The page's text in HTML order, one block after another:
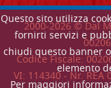
Questo sito utilizza
fornirti servizi e
chiudi questo banner
elemento
2000-2026© Dal
Codice Fiscale:
VI: 114340 - Nr.